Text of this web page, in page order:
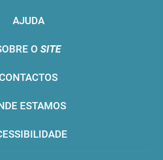
AJUDA
O SITE
ESTAMOS